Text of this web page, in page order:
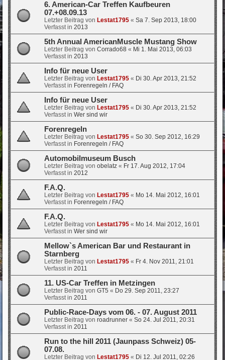
6. American-Car Treffen Kaufbeuren
07.+08.09.13
Letzter Beitrag von Lestat1795 « Sa 7. Sep 2013, 18:00
Verfasst in 2013
5th Annual AmericanMuscle Mustang Show
Letzter Beitrag von Corrado68 « Mi 1. Mai 2013, 06:03
Verfasst in 2013
Info für neue User
Letzter Beitrag von Lestat1795 « Di 30. Apr 2013, 21:52
Verfasst in Forenregeln / FAQ
Info für neue User
Letzter Beitrag von Lestat1795 « Di 30. Apr 2013, 21:52
Verfasst in Wer sind wir
Forenregeln
Letzter Beitrag von Lestat1795 « So 30. Sep 2012, 16:29
Verfasst in Forenregeln / FAQ
Automobilmuseum Busch
Letzter Beitrag von obelatz « Fr 17. Aug 2012, 17:04
Verfasst in 2012
F.A.Q.
Letzter Beitrag von Lestat1795 « Mo 14. Mai 2012, 16:01
Verfasst in Forenregeln / FAQ
F.A.Q.
Letzter Beitrag von Lestat1795 « Mo 14. Mai 2012, 16:01
Verfasst in Wer sind wir
Mellow`s American Bar und Restaurant in
Starnberg
Letzter Beitrag von Lestat1795 « Fr 4. Nov 2011, 21:01
Verfasst in 2011
11. US-Car Treffen in Metzingen
Letzter Beitrag von GT5 « Do 29. Sep 2011, 23:27
Verfasst in 2011
Public-Race-Days vom 06. - 07. August 2011
Letzter Beitrag von roadrunner « So 24. Jul 2011, 20:31
Verfasst in 2011
Run to the hill 2011 (Jaunpass Schweiz) 05-
07.08.
Letzter Beitrag von Lestat1795 « Di 12. Jul 2011, 02:26